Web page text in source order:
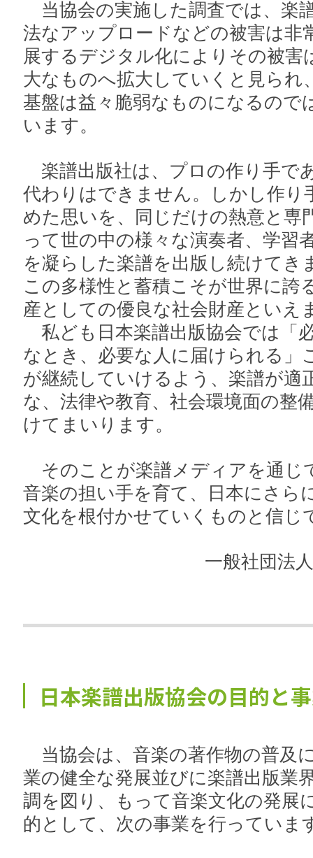
当協会の実施した調査では、楽
法なアップロードなどの被害は非
展するデジタル化によりその被害
大なものへ拡大していくと見られ
基盤は益々脆弱なものになるので
います。
楽譜出版社は、プロの作り手で
代わりはできません。しかし作り
めた思いを、同じだけの熱意と専
って世の中の様々な演奏者、学習
を凝らした楽譜を出版し続けてき
この多様性と蓄積こそが世界に誇
産としての優良な社会財産といえ
私ども日本楽譜出版協会では「
なとき、必要な人に届けられる」
が継続していけるよう、楽譜が適
な、法律や教育、社会環境面の整
けてまいります。
そのことが楽譜メディアを通じ
音楽の担い手を育て、日本にさら
文化を根付かせていくものと信じ
一般社団法
日本楽譜出版協会の目的と
当協会は、音楽の著作物の普及
業の健全な発展並びに楽譜出版業
調を図り、もって音楽文化の発展
的として、次の事業を行っていま